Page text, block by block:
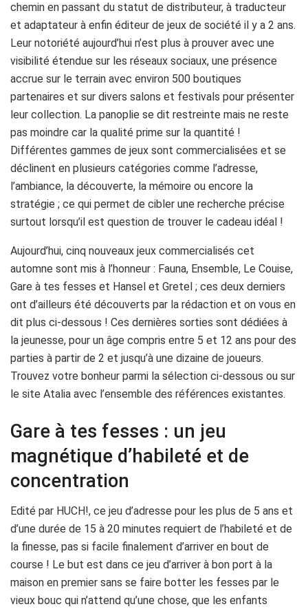
chemin en passant du statut de distributeur, à traducteur
et adaptateur à enfin éditeur de jeux de société il y a 2 ans.
Leur notoriété aujourd’hui n’est plus à prouver avec une
visibilité étendue sur les réseaux sociaux, une présence
accrue sur le terrain avec environ 500 boutiques
partenaires et sur divers salons et festivals pour présenter
leur collection. La panoplie se dit restreinte mais ne reste
pas moindre car la qualité prime sur la quantité !
Différentes gammes de jeux sont commercialisées et se
déclinent en plusieurs catégories comme l’adresse,
l’ambiance, la découverte, la mémoire ou encore la
stratégie ; ce qui permet de cibler une recherche précise
surtout lorsqu’il est question de trouver le cadeau idéal !
Aujourd’hui, cinq nouveaux jeux commercialisés cet
automne sont mis à l’honneur : Fauna, Ensemble, Le Couise,
Gare à tes fesses et Hansel et Gretel ; ces deux derniers
ont d’ailleurs été découverts par la rédaction et on vous en
dit plus ci-dessous ! Ces dernières sorties sont dédiées à
la jeunesse, pour un âge compris entre 5 et 12 ans pour des
parties à partir de 2 et jusqu’à une dizaine de joueurs.
Trouvez votre bonheur parmi la sélection ci-dessous ou sur
le site Atalia avec l’ensemble des références existantes.
Gare à tes fesses : un jeu
magnétique d’habileté et de
concentration
Edité par HUCH!, ce jeu d’adresse pour les plus de 5 ans et
d’une durée de 15 à 20 minutes requiert de l’habileté et de
la finesse, pas si facile finalement d’arriver en bout de
course ! Le but est dans ce jeu d’arriver à bon port à la
maison en premier sans se faire botter les fesses par le
vieux bouc qui n’attend qu’une chose, que les enfants